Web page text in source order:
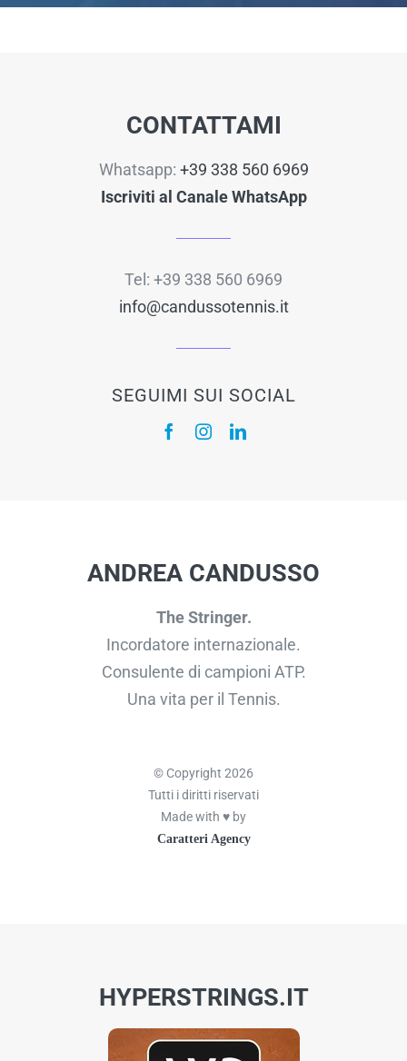
CONTATTAMI
Whatsapp: +39 338 560 6969
Iscriviti al Canale WhatsApp
Tel: +39 338 560 6969
info@candussotennis.it
SEGUIMI SUI SOCIAL
ANDREA CANDUSSO
The Stringer.
Incordatore internazionale.
Consulente di campioni ATP.
Una vita per il Tennis.
© Copyright 2026
Tutti i diritti riservati
Made with ♥ by
Caratteri Agency
HYPERSTRINGS.IT